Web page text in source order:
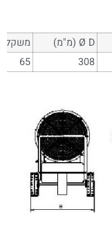
Ø D (מ"מ)
משקל
308
65